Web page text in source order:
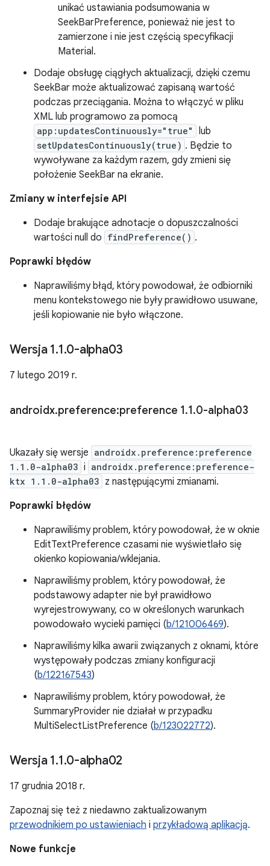
unikać ustawiania podsumowania w
SeekBarPreference, ponieważ nie jest to
zamierzone i nie jest częścią specyfikacji
Material.
Dodaje obsługę ciągłych aktualizacji, dzięki czemu
SeekBar może aktualizować zapisaną wartość
podczas przeciągania. Można to włączyć w pliku
XML lub programowo za pomocą
app:updatesContinuously="true" lub
setUpdatesContinuously(true) . Będzie to
wywoływane za każdym razem, gdy zmieni się
położenie SeekBar na ekranie.
Zmiany w interfejsie API
Dodaje brakujące adnotacje o dopuszczalności
wartości null do findPreference() .
Poprawki błędów
Naprawiliśmy błąd, który powodował, że odbiorniki
menu kontekstowego nie były prawidłowo usuwane,
jeśli kopiowanie nie było włączone.
Wersja 1.1.0-alpha03
7 lutego 2019 r.
androidx.preference:preference 1.1.0-alpha03
Ukazały się wersje androidx.preference:preference
1.1.0-alpha03 i androidx.preference:preference-
ktx 1.1.0-alpha03 z następującymi zmianami.
Poprawki błędów
Naprawiliśmy problem, który powodował, że w oknie
EditTextPreference czasami nie wyświetlało się
okienko kopiowania/wklejania.
Naprawiliśmy problem, który powodował, że
podstawowy adapter nie był prawidłowo
wyrejestrowywany, co w określonych warunkach
powodowało wycieki pamięci (b/121006469).
Naprawiliśmy kilka awarii związanych z oknami, które
występowały podczas zmiany konfiguracji
(b/122167543)
Naprawiliśmy problem, który powodował, że
SummaryProvider nie działał w przypadku
MultiSelectListPreference (b/123022772).
Wersja 1.1.0-alpha02
17 grudnia 2018 r.
Zapoznaj się też z niedawno zaktualizowanym
przewodnikiem po ustawieniach i przykładową aplikacją.
Nowe funkcje